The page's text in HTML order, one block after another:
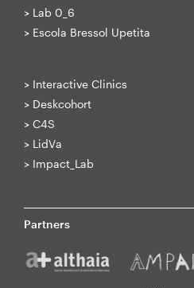
> Lab 0_6
> Escola Bressol Upetita
> Interactive Clinics
> Deskcohort
> C4S
> LidVa
> Impact_Lab
Partners